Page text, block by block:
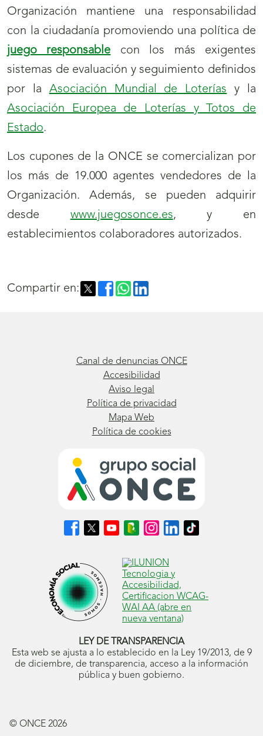
Organización mantiene una responsabilidad
con la ciudadanía promoviendo una política de
juego responsable
con los más exigentes
sistemas de evaluación y seguimiento definidos
por la Asociación Mundial de Loterías y la
Asociación Europea de Loterías y Totos de
Estado.
Los cupones de la ONCE se comercializan por
los más de 19.000 agentes vendedores de la
Organización. Además, se pueden adquirir
desde www.juegosonce.es, y en
establecimientos colaboradores autorizados.
Compartir en:
Canal de denuncias ONCE
Accesibilidad
Aviso legal
Política de privacidad
Mapa Web
Política de cookies
Síguenos
en
abrirá
en
ventana
nueva)
Síguenos
en
abrirá
en
ventana
nueva)
Síguenos
en
abrirá
en
ventana
nueva)
Síguenos
en
Blog
ONCE
(se
abrirá
en
ventana
nueva)
Síguenos
en
(se
abrirá
en
ventana
nueva)
Síguenos
en
(se
abrirá
en
ventana
nueva)
Síguenos
en
ventana
nueva)
LEY DE TRANSPARENCIA
Esta web se ajusta a lo establecido en la Ley 19/2013, de 9
de diciembre, de transparencia, acceso a la información
pública y buen gobierno.
© ONCE 2026